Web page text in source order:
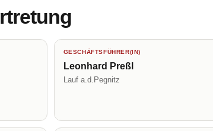
GESCHÄFTSFÜHRER(IN)
Leonhard Preßl
Lauf a.d.Pegnitz